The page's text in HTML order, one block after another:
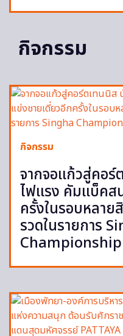
กิจกรรม
กิจกรรม
จากจอแก้วสู่คอ
ไฟแรง คัมแบ็คส
ครั้งในรอบหลา
รวดในรายการ